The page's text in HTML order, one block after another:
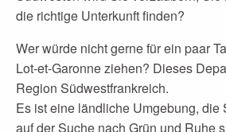
die richtige Unterkunft finden?
Wer würde nicht gerne für ein paar
Lot-et-Garonne ziehen? Dieses
Region Südwestfrankreich.
Es ist eine ländliche Umgebung, die
auf der Suche nach Grün und Ruhe